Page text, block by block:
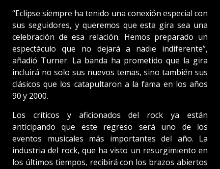
“Eclipse siempre ha tenido una conexión especial con
sus seguidores, y queremos que esta gira sea una
celebración de esa relación. Hemos preparado un
espectáculo que no dejará a nadie indiferente”,
añadió Turner. La banda ha prometido que la gira
incluirá no solo sus nuevos temas, sino también sus
clásicos que los catapultaron a la fama en los años
90 y 2000.
Los críticos y aficionados del rock ya están
anticipando que este regreso será uno de los
eventos musicales más importantes del año. La
industria del rock, que ha visto un resurgimiento en
los últimos tiempos, recibirá con los brazos abiertos